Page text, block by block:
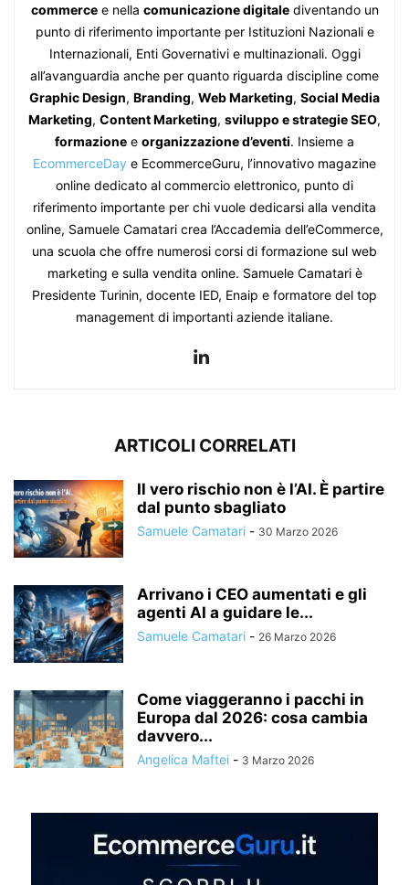
commercee nella comunicazione digitalediventando un
punto di riferimento importante per Istituzioni Nazionali e
Internazionali, Enti Governativi e multinazionali. Oggi
all’avanguardia anche per quanto riguarda discipline come
Graphic Design, Branding, Web Marketing, Social Media
Marketing, Content Marketing, sviluppo e strategie SEO,
formazione e organizzazione d’eventi. Insieme a
EcommerceDay e EcommerceGuru, l’innovativo magazine
online dedicato al commercio elettronico, punto di
riferimento importante per chi vuole dedicarsi alla vendita
online, Samuele Camatari crea l’Accademia dell’eCommerce,
una scuola che offre numerosi corsi di formazione sul web
marketing e sulla vendita online. Samuele Camatari è
Presidente Turinin, docente IED, Enaip e formatore del top
management di importanti aziende italiane.
ARTICOLI CORRELATI
Il vero rischio non è l’AI. È partire
dal punto sbagliato
Samuele Camatari - 30 Marzo 2026
Arrivano i CEO aumentati e gli
agenti AI a guidare le...
Samuele Camatari - 26 Marzo 2026
Come viaggeranno i pacchi in
Europa dal 2026: cosa cambia
davvero...
Angelica Maftei - 3 Marzo 2026